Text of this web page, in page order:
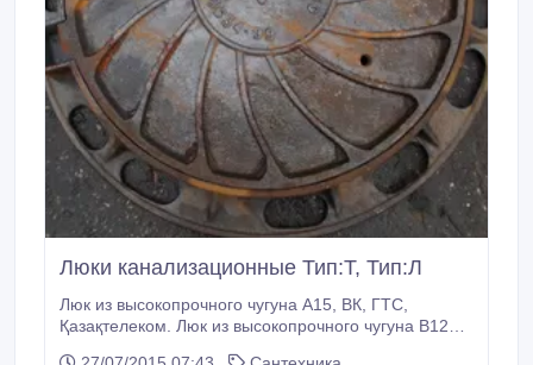
Люки канализационные Тип:Т, Тип:Л
Люк из высокопрочного чугуна А15, ВК, ГТС,
Қазақтелеком. Люк из высокопрочного чугуна В125,